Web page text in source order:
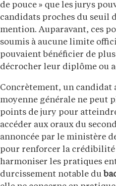
de pouce » que les jurys
candidats proches du seuil
mention. Auparavant, ces
soumis à aucune limite
pouvaient bénéficier de
décrocher leur diplôme ou
Concrètement, un candidat
moyenne générale ne peut
points de jury pour
accéder aux oraux du
annoncée par le ministère
pour renforcer la
harmoniser les pratiques
durcissement notable du